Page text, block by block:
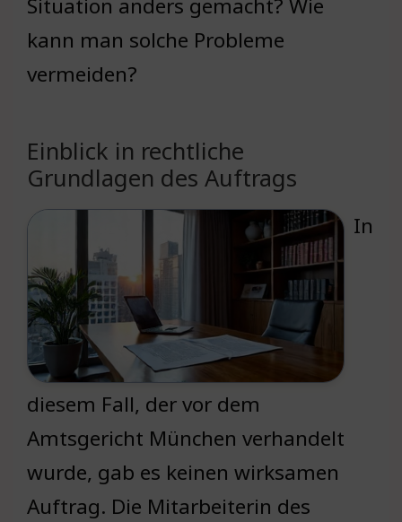
Situation anders gemacht? Wie
kann man solche Probleme
vermeiden?
Einblick in rechtliche
Grundlagen des Auftrags
In
diesem Fall, der vor dem
Amtsgericht München verhandelt
wurde, gab es keinen wirksamen
Auftrag. Die Mitarbeiterin des